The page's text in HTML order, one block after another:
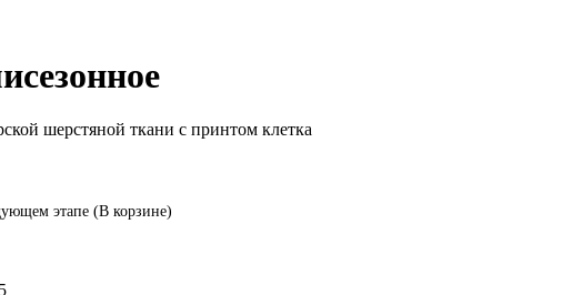
шерстяной ткани с принтом клетка
этапе (В корзине)